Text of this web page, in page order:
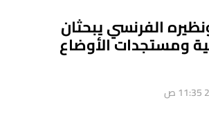
الفرنسي يبحثان
ومستجدات الأوضاع